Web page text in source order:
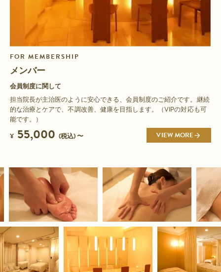
FOR MEMBERSHIP
メンバー
会員制度に関して
担当院長が主治医のように安心できる、会員制度のご紹介です。継続
的な治療とケアで、不調改善、健康を目指します。（VIPの対応も可
能です。）
¥ 55,000 (税込) 〜 VIEW MORE